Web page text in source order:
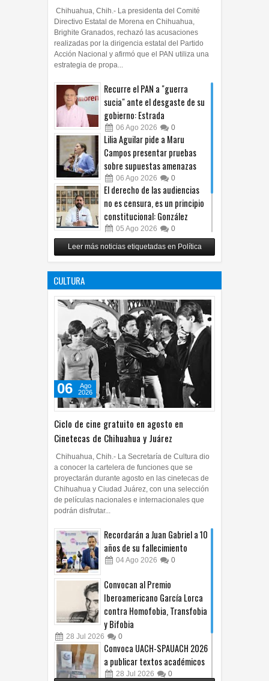
Chihuahua, Chih.- La presidenta del Comité
Directivo Estatal de Morena en Chihuahua,
Brighite Granados, rechazó las acusaciones
realizadas por la dirigencia estatal del Partido
Acción Nacional y afirmó que el PAN utiliza una
estrategia de propa...
Recurre el PAN a "guerra
sucia" ante el desgaste de su
gobierno: Estrada
06 Ago 2026 0
Lilia Aguilar pide a Maru
Campos presentar pruebas
sobre supuestas amenazas
06 Ago 2026 0
El derecho de las audiencias
no es censura, es un principio
constitucional: González
05 Ago 2026 0
Relanza Villalobos programa
de afiliación del PRI en
Leer más noticias etiquetadas en Política
CULTURA
Ciclo de cine gratuito en agosto en
Cinetecas de Chihuahua y Juárez
06
Ago
2026
Chihuahua, Chih.- La Secretaría de Cultura dio
a conocer la cartelera de funciones que se
proyectarán durante agosto en las cinetecas de
Chihuahua y Ciudad Juárez, con una selección
de películas nacionales e internacionales que
podrán disfrutar...
Recordarán a Juan Gabriel a 10
años de su fallecimiento
04Ago 2026 0
Convocan al Premio
Iberoamericano García Lorca
contra Homofobia, Transfobia
y Bifobia
28 Jul 2026 0
Convoca UACH-SPAUACH 2026
a publicar textos académicos
28 Jul 2026 0